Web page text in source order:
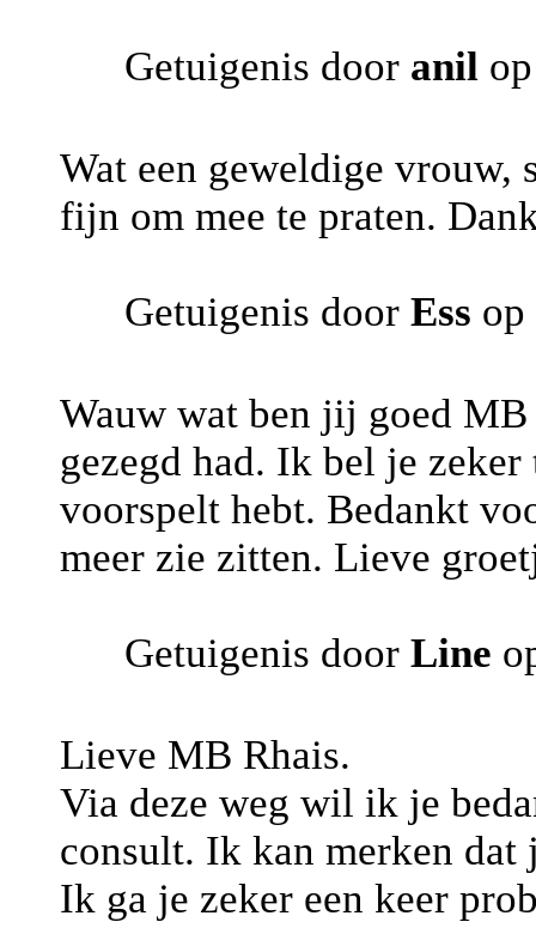
Getuigenis door anil
Wat een geweldige vrouw,
fijn om mee te praten.
Getuigenis door Ess op
Wauw wat ben jij goed
gezegd had. Ik bel je
voorspelt hebt. Bedankt
meer zie zitten. Lieve
Getuigenis door Line
Lieve MB Rhais.
Via deze weg wil ik je
consult. Ik kan merken dat
Ik ga je zeker een keer